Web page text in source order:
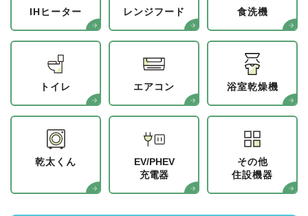
IHヒーター レンジフード 食洗機
トイレ エアコン 浴室乾燥機
乾太くん
EV/PHEV
充電器
その他
住設機器